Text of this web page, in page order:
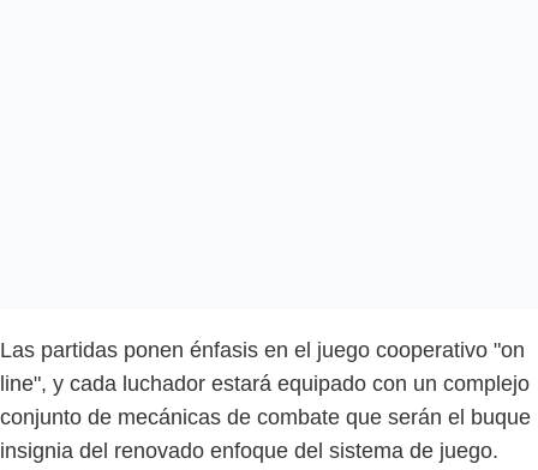
Las partidas ponen énfasis en el juego cooperativo "on
line", y cada luchador estará equipado con un complejo
conjunto de mecánicas de combate que serán el buque
insignia del renovado enfoque del sistema de juego.